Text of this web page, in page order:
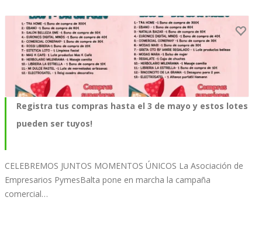
Registra tus compras hasta el 3 de mayo y estos lotes
pueden ser tuyos!
CELEBREMOS JUNTOS MOMENTOS ÚNICOS La Asociación de
Empresarios PymesBalta pone en marcha la campaña
comercial…